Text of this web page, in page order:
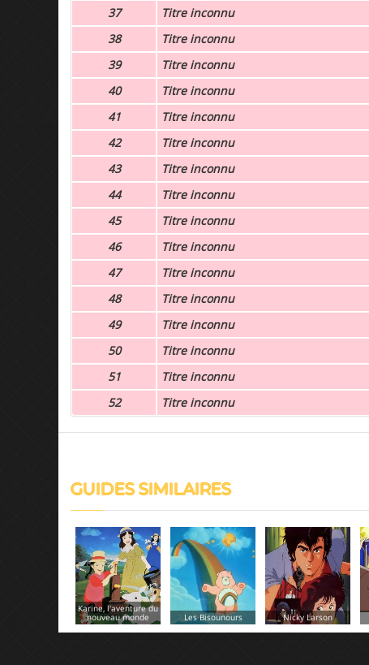
37
Titre inconnu
38
Titre inconnu
39
Titre inconnu
40
Titre inconnu
41
Titre inconnu
42
Titre inconnu
43
Titre inconnu
44
Titre inconnu
45
Titre inconnu
46
Titre inconnu
47
Titre inconnu
48
Titre inconnu
49
Titre inconnu
50
Titre inconnu
51
Titre inconnu
52
Titre inconnu
GUIDES SIMILAIRES
Les Bisounours Nicky Larson Gwendoline